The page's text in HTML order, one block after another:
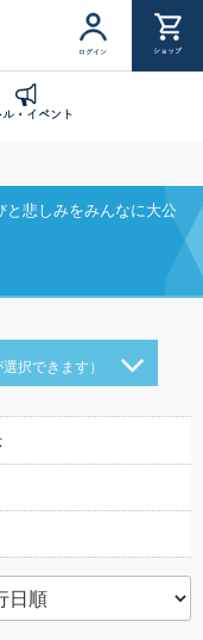
ログイン ショップ
・イベント
と悲しみをみんなに大公
択できます）